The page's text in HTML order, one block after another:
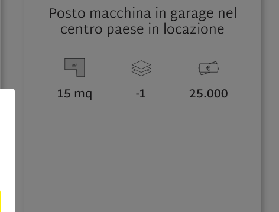
Posto macchina in garage nel
centro paese in locazione
15 mq -1 25.000